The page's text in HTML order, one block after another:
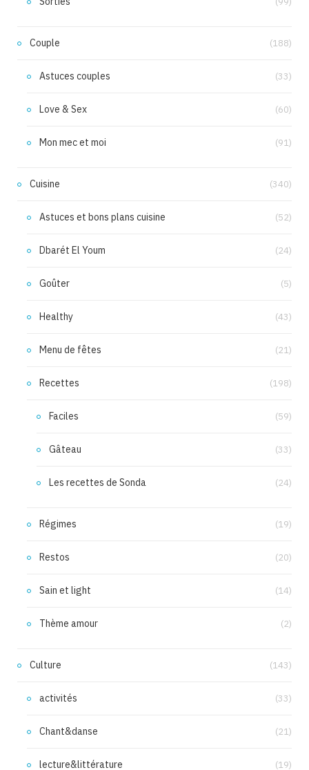
Couple (188)
Astuces couples (33)
Love & Sex (60)
Mon mec et moi (91)
Cuisine (340)
Astuces et bons plans cuisine (52)
Dbarét El Youm (24)
Goûter (5)
Healthy (43)
Menu de fêtes (21)
Recettes (198)
Faciles (59)
Gâteau (33)
Les recettes de Sonda (24)
Régimes (19)
Restos (20)
Sain et light (14)
Thème amour (2)
Culture (143)
activités (33)
Chant&danse (21)
lecture&littérature (19)